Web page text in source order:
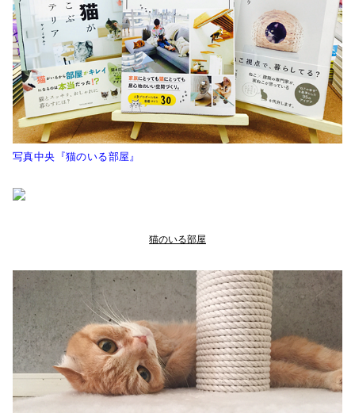
写真中央『猫のいる部屋』
猫のいる部屋